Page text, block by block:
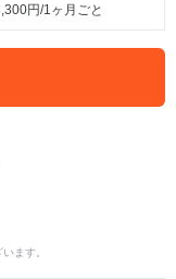
円/1ヶ月ごと
ます。